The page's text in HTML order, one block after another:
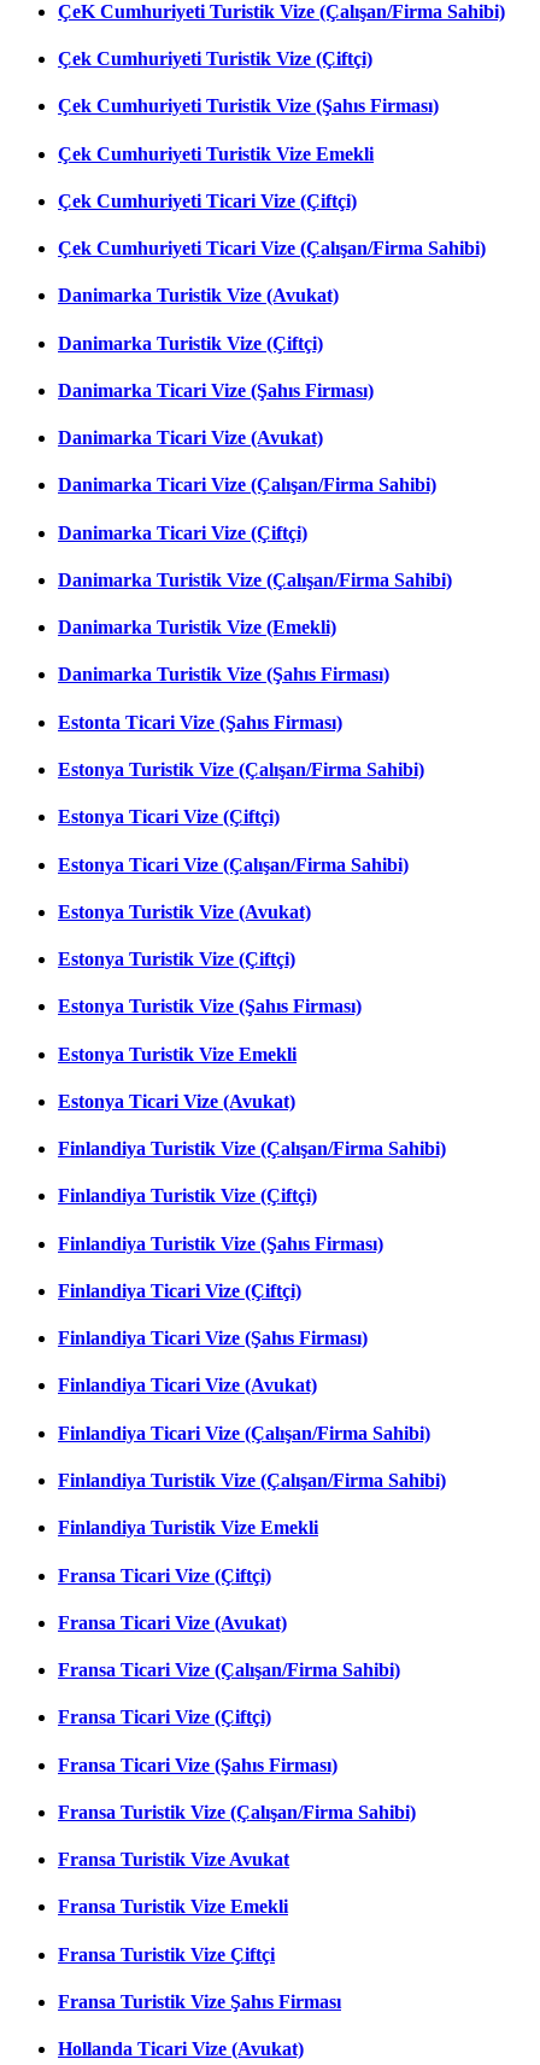
ÇeK Cumhuriyeti Turistik Vize (Çalışan/Firma Sahibi)
Çek Cumhuriyeti Turistik Vize (Çiftçi)
Çek Cumhuriyeti Turistik Vize (Şahıs Firması)
Çek Cumhuriyeti Turistik Vize Emekli
Çek Cumhuriyeti Ticari Vize (Çiftçi)
Çek Cumhuriyeti Ticari Vize (Çalışan/Firma Sahibi)
Danimarka Turistik Vize (Avukat)
Danimarka Turistik Vize (Çiftçi)
Danimarka Ticari Vize (Şahıs Firması)
Danimarka Ticari Vize (Avukat)
Danimarka Ticari Vize (Çalışan/Firma Sahibi)
Danimarka Ticari Vize (Çiftçi)
Danimarka Turistik Vize (Çalışan/Firma Sahibi)
Danimarka Turistik Vize (Emekli)
Danimarka Turistik Vize (Şahıs Firması)
Estonta Ticari Vize (Şahıs Firması)
Estonya Turistik Vize (Çalışan/Firma Sahibi)
Estonya Ticari Vize (Çiftçi)
Estonya Ticari Vize (Çalışan/Firma Sahibi)
Estonya Turistik Vize (Avukat)
Estonya Turistik Vize (Çiftçi)
Estonya Turistik Vize (Şahıs Firması)
Estonya Turistik Vize Emekli
Estonya Ticari Vize (Avukat)
Finlandiya Turistik Vize (Çalışan/Firma Sahibi)
Finlandiya Turistik Vize (Çiftçi)
Finlandiya Turistik Vize (Şahıs Firması)
Finlandiya Ticari Vize (Çiftçi)
Finlandiya Ticari Vize (Şahıs Firması)
Finlandiya Ticari Vize (Avukat)
Finlandiya Ticari Vize (Çalışan/Firma Sahibi)
Finlandiya Turistik Vize (Çalışan/Firma Sahibi)
Finlandiya Turistik Vize Emekli
Fransa Ticari Vize (Çiftçi)
Fransa Ticari Vize (Avukat)
Fransa Ticari Vize (Çalışan/Firma Sahibi)
Fransa Ticari Vize (Çiftçi)
Fransa Ticari Vize (Şahıs Firması)
Fransa Turistik Vize (Çalışan/Firma Sahibi)
Fransa Turistik Vize Avukat
Fransa Turistik Vize Emekli
Fransa Turistik Vize Çiftçi
Fransa Turistik Vize Şahıs Firması
Hollanda Ticari Vize (Avukat)